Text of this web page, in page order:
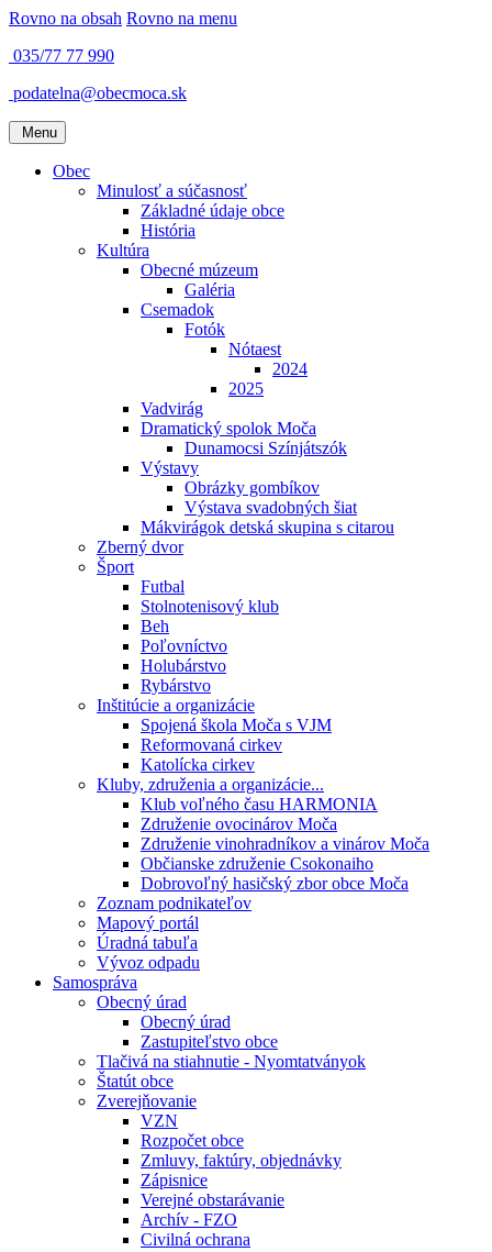
Rovno na obsah Rovno na menu
035/77 77 990
podatelna@obecmoca.sk
Menu
Obec
Minulosť a súčasnosť
Základné údaje obce
História
Kultúra
Obecné múzeum
Galéria
Csemadok
Fotók
Nótaest
2024
2025
Vadvirág
Dramatický spolok Moča
Dunamocsi Színjátszók
Výstavy
Obrázky gombíkov
Výstava svadobných šiat
Mákvirágok detská skupina s citarou
Zberný dvor
Šport
Futbal
Stolnotenisový klub
Beh
Poľovníctvo
Holubárstvo
Rybárstvo
Inštitúcie a organizácie
Spojená škola Moča s VJM
Reformovaná cirkev
Katolícka cirkev
Kluby, združenia a organizácie...
Klub voľného času HARMONIA
Združenie ovocinárov Moča
Združenie vinohradníkov a vinárov Moča
Občianske združenie Csokonaiho
Dobrovoľný hasičský zbor obce Moča
Zoznam podnikateľov
Mapový portál
Úradná tabuľa
Vývoz odpadu
Samospráva
Obecný úrad
Obecný úrad
Zastupiteľstvo obce
Tlačivá na stiahnutie - Nyomtatványok
Štatút obce
Zverejňovanie
VZN
Rozpočet obce
Zmluvy, faktúry, objednávky
Zápisnice
Verejné obstarávanie
Archív - FZO
Civilná ochrana